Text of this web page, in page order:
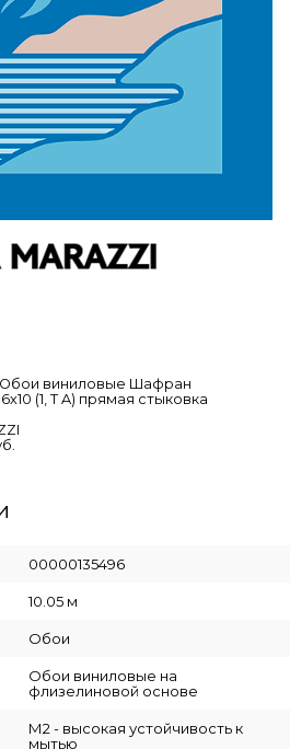
виниловые Шафран
(1, Т A) прямая стыковка
00000135496
10.05 м
Обои
Обои виниловые на
флизелиновой основе
М2 - высокая устойчивость к
мытью